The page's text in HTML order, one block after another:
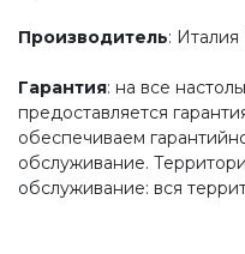
Производитель: Италия
Гарантия: на все
предоставляется
обеспечиваем
обслуживание.
обслуживание: вся